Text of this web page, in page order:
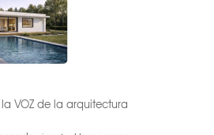
VOZ de la arquitectura